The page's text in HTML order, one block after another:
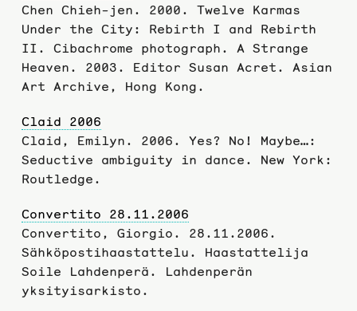
Chen Chieh-jen. 2000. Twelve Karmas
Under the City: Rebirth I and Rebirth
II. Cibachrome photograph. A Strange
Heaven. 2003. Editor Susan Acret. Asian
Art Archive, Hong Kong.
Claid 2006
Claid, Emilyn. 2006. Yes? No! Maybe…:
Seductive ambiguity in dance. New York:
Routledge.
Convertito 28.11.2006
Convertito, Giorgio. 28.11.2006.
Sähköpostihaastattelu. Haastattelija
Soile Lahdenperä. Lahdenperän
yksityisarkisto.